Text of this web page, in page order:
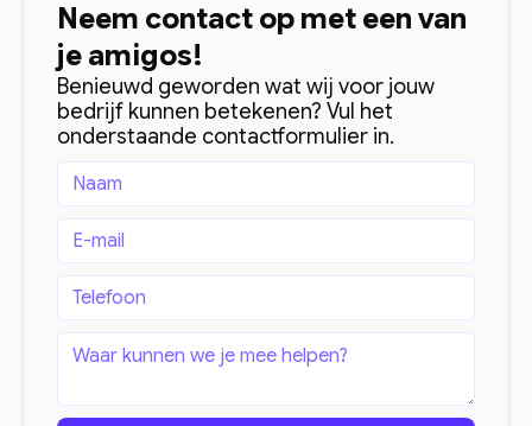
Neem contact op met een van
je amigos!
Benieuwd geworden wat wij voor jouw
bedrijf kunnen betekenen? Vul het
onderstaande contactformulier in.